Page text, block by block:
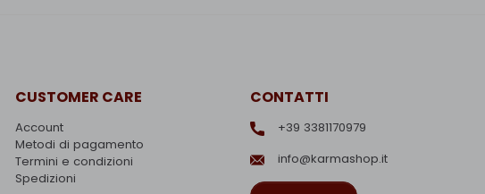
CUSTOMER CARE
Account
Metodi di pagamento
Termini e condizioni
Spedizioni
CONTATTI
+39 3381170979
info@karmashop.it